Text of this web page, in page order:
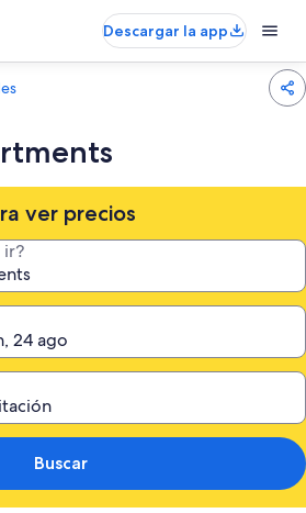
Descargar la app
ver precios
ir?
Buscar